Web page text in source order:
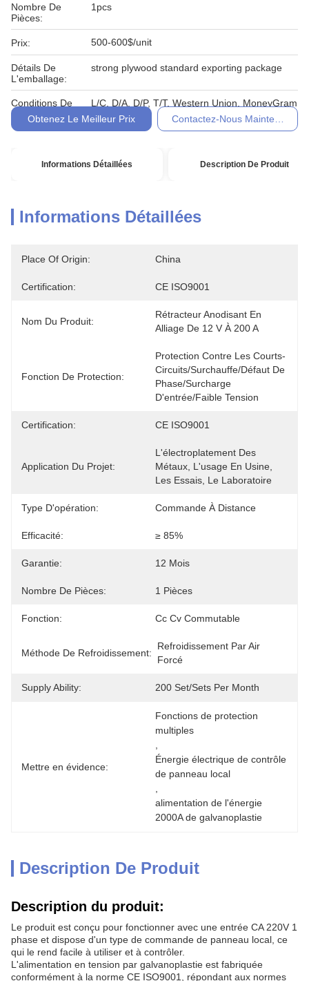
Nombre De
Pièces:
1pcs
Prix: 500-600$/unit
Détails De
L'emballage:
strong plywood standard exporting package
Conditions De
Paiement:
L/C, D/A, D/P, T/T, Western Union, MoneyGram
Obtenez Le Meilleur Prix
Contactez-Nous Maintenant
Informations Détaillées Description De Produit
Informations Détaillées
Place Of Origin: China
Certification: CE ISO9001
Nom Du Produit:
Rétracteur Anodisant En
Alliage De 12 V À 200 A
Fonction De Protection:
Protection Contre Les Courts-
Circuits/surchauffe/défaut De
Phase/surcharge
D'entrée/faible Tension
Certification: CE ISO9001
Application Du Projet:
L'électroplatement Des
Métaux, L'usage En Usine,
Les Essais, Le Laboratoire
Type D'opération: Commande À Distance
Efficacité: ≥ 85%
Garantie: 12 Mois
Nombre De Pièces: 1 Pièces
Fonction: Cc Cv Commutable
Méthode De Refroidissement:
Refroidissement Par Air
Forcé
Supply Ability: 200 Set/Sets Per Month
Mettre en évidence:
Fonctions de protection
multiples
Énergie électrique de contrôle
de panneau local
alimentation de l'énergie
2000A de galvanoplastie
Description De Produit
Description du produit:
Le produit est conçu pour fonctionner avec une entrée CA 220V 1
phase et dispose d'un type de commande de panneau local, ce
qui le rend facile à utiliser et à contrôler.
L'alimentation en tension par galvanoplastie est fabriquée
conformément à la norme CE ISO9001, répondant aux normes